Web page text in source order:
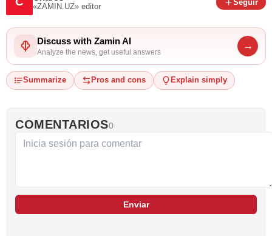
«ZAMIN.UZ» editor
Seguir
Discuss with Zamin AI
Analyze the news, get useful answers
→
Summarize Pros and cons Explain simply
COMENTARIOS0
Enviar